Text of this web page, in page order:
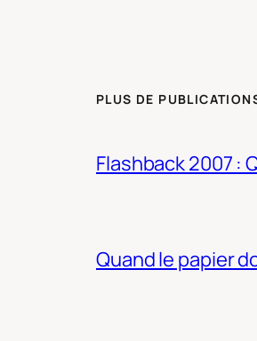
PLUS DE
Flashback 2007 :
Quand le papier